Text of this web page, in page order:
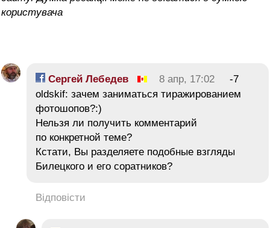
користувача
Сергей Лебедев 8 апр, 17:02
-7
oldskif: зачем заниматься тиражированием
фотошопов?:)
Нельзя ли получить комментарий
по конкретной теме?
Кстати, Вы разделяете подобные взгляды
Билецкого и его соратников?
Відповісти